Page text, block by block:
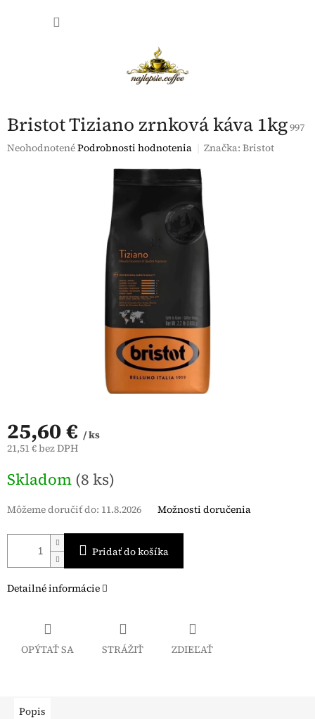
Bristot Tiziano zrnková káva 1kg997
Priemerné
NeohodnotenéPodrobnosti hodnotenia Značka:Bristot
25,60 € / ks
21,51 € bez DPH
cena:
Skladom (8 ks)
Môžeme doručiť do: 11.8.2026 Možnosti doručenia
Pridať do košíka
Detailné informácie
OPÝTAŤ SA STRÁŽIŤ ZDIEĽAŤ
Popis